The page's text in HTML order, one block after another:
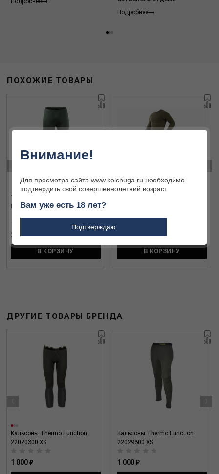
Подробнее
Подробнее
ПОХОЖИЕ ТОВАРЫ
Термо брюки Beretta
IM071/T0658/0715 S
2 500 ₽
В КОРЗИНУ
4 425 ₽
В КОРЗИНУ
ДРУГИЕ ТОВАРЫ БРЕНДА
Кальсоны Thermo Function
22020300 XS
1 000 ₽
Кальсоны Thermo Function
22029300 XS
1 000 ₽
‹ ›
Внимание!
Для просмотра сайта www.kolchuga.ru необходимо
подтвердить свой совершеннолетний возраст.
Вам уже есть 18 лет?
Подтверждаю